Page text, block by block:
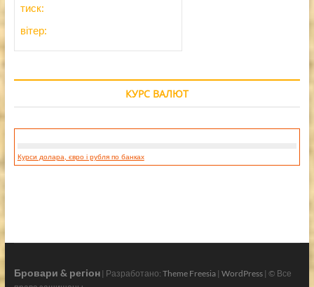
тиск:
вітер:
КУРС ВАЛЮТ
Курси долара, євро і рубля по банках
Бровари & регіон| Разработано: Theme Freesia| WordPress| © Все